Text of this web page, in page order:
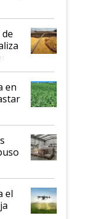
en
el